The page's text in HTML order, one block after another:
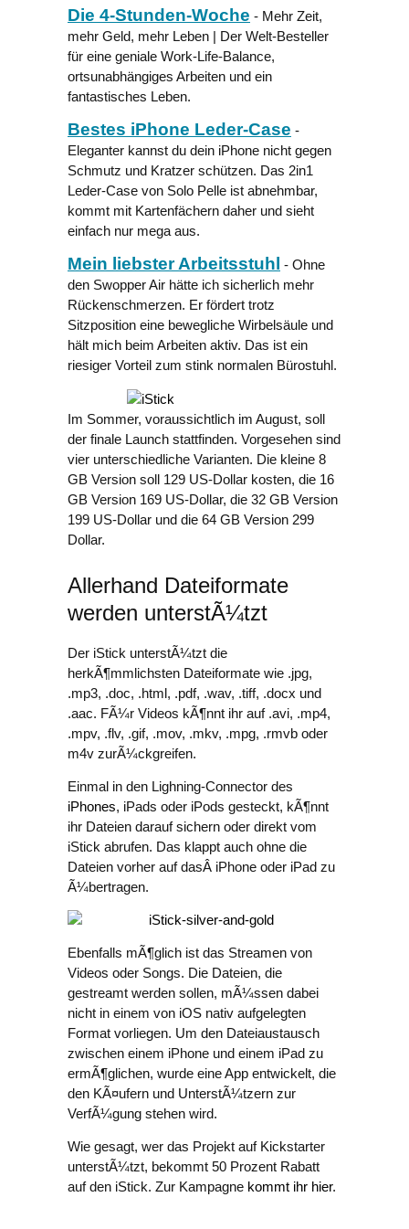
Die 4-Stunden-Woche - Mehr Zeit,
mehr Geld, mehr Leben | Der Welt-Besteller
für eine geniale Work-Life-Balance,
ortsunabhängiges Arbeiten und ein
fantastisches Leben.
Bestes iPhone Leder-Case -
Eleganter kannst du dein iPhone nicht gegen
Schmutz und Kratzer schützen. Das 2in1
Leder-Case von Solo Pelle ist abnehmbar,
kommt mit Kartenfächern daher und sieht
einfach nur mega aus.
Mein liebster Arbeitsstuhl - Ohne
den Swopper Air hätte ich sicherlich mehr
Rückenschmerzen. Er fördert trotz
Sitzposition eine bewegliche Wirbelsäule und
hält mich beim Arbeiten aktiv. Das ist ein
riesiger Vorteil zum stink normalen Bürostuhl.
Im Sommer, voraussichtlich im August, soll
der finale Launch stattfinden. Vorgesehen sind
vier unterschiedliche Varianten. Die kleine 8
GB Version soll 129 US-Dollar kosten, die 16
GB Version 169 US-Dollar, die 32 GB Version
199 US-Dollar und die 64 GB Version 299
Dollar.
Allerhand Dateiformate
werden unterstÃ¼tzt
Der iStick unterstÃ¼tzt die
herkÃ¶mmlichsten Dateiformate wie .jpg,
.mp3, .doc, .html, .pdf, .wav, .tiff, .docx und
.aac. FÃ¼r Videos kÃ¶nnt ihr auf .avi, .mp4,
.mpv, .flv, .gif, .mov, .mkv, .mpg, .rmvb oder
m4v zurÃ¼ckgreifen.
Einmal in den Lighning-Connector des
iPhones, iPads oder iPods gesteckt, kÃ¶nnt
ihr Dateien darauf sichern oder direkt vom
iStick abrufen. Das klappt auch ohne die
Dateien vorher auf dasÂ iPhone oder iPad zu
Ã¼bertragen.
Ebenfalls mÃ¶glich ist das Streamen von
Videos oder Songs. Die Dateien, die
gestreamt werden sollen, mÃ¼ssen dabei
nicht in einem von iOS nativ aufgelegten
Format vorliegen. Um den Dateiaustausch
zwischen einem iPhone und einem iPad zu
ermÃ¶glichen, wurde eine App entwickelt, die
den KÃ¤ufern und UnterstÃ¼tzern zur
VerfÃ¼gung stehen wird.
Wie gesagt, wer das Projekt auf Kickstarter
unterstÃ¼tzt, bekommt 50 Prozent Rabatt
auf den iStick. Zur Kampagne kommt ihr hier.